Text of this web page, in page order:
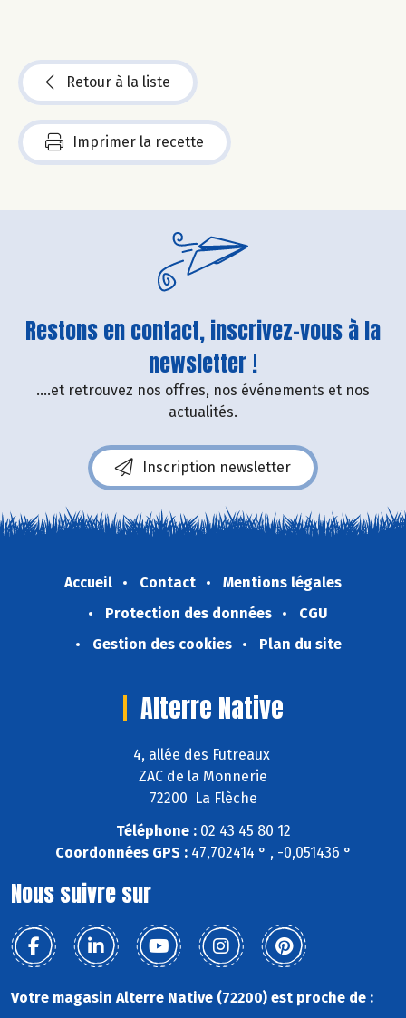
Retour à la liste
Imprimer la recette
Restons en contact, inscrivez-vous à la
newsletter !
....et retrouvez nos offres, nos événements et nos
actualités.
Inscription newsletter
Accueil Contact
Mentions légales
Protection des données
CGU
Gestion des cookies
Plan du site
Alterre Native
4, allée des Futreaux
ZAC de la Monnerie
72200 La Flèche
Téléphone :02 43 45 80 12
Coordonnées GPS :47,702414 ° , -0,051436 °
Nous suivre sur
Votre magasin Alterre Native (72200) est proche de :